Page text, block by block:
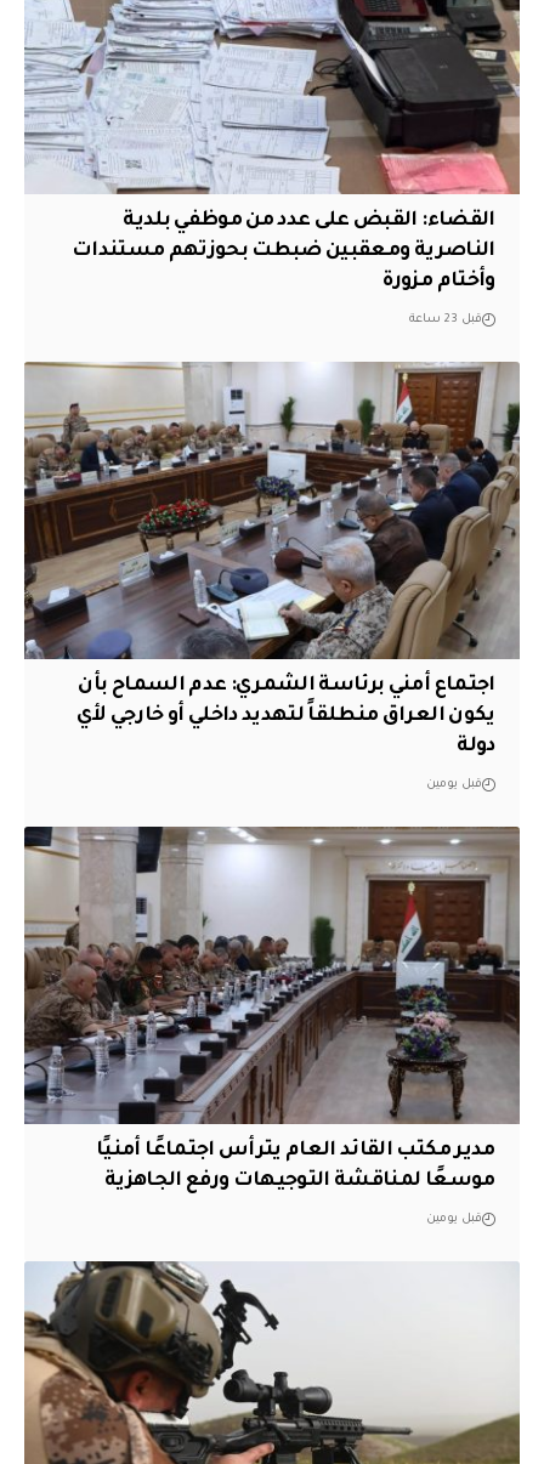
القضاء: القبض على عدد من موظفي بلدية
الناصرية ومعقبين ضبطت بحوزتهم مستندات
وأختام مزورة
قبل 23 ساعة
اجتماع أمني برئاسة الشمري: عدم السماح بأن
يكون العراق منطلقاً لتهديد داخلي أو خارجي لأي
دولة
قبل يومين
مدير مكتب القائد العام يترأس اجتماعًا أمنيًا
موسعًا لمناقشة التوجيهات ورفع الجاهزية
قبل يومين